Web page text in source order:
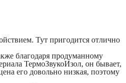
Тут пригодится отлично
благодаря продуманному
ТермоЗвукоИзол, он бывает,
его довольно низкая, поэтому